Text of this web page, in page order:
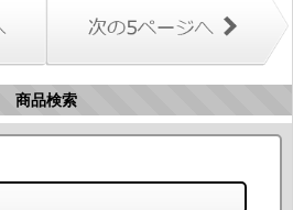
商品検索